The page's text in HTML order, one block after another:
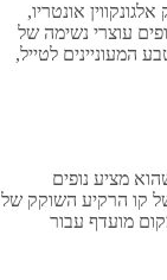
אונטריו,
עוצרי נשימה של
המעוניינים לטייל,
מציע נופים
קו הרקיע השוקק של
מועדף עבור